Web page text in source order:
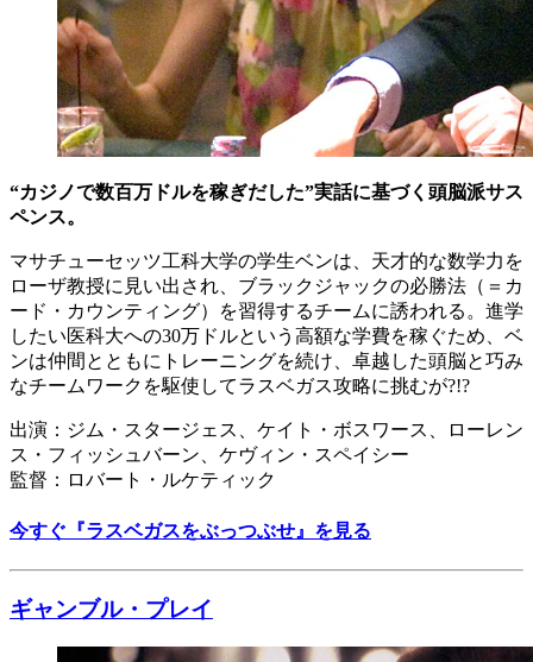
“カジノで数百万ドルを稼ぎだした”実話に基づく頭脳派サス
ペンス。
マサチューセッツ工科大学の学生ベンは、天才的な数学力を
ローザ教授に見い出され、ブラックジャックの必勝法（＝カ
ード・カウンティング）を習得するチームに誘われる。進学
したい医科大への30万ドルという高額な学費を稼ぐため、ベ
ンは仲間とともにトレーニングを続け、卓越した頭脳と巧み
なチームワークを駆使してラスベガス攻略に挑むが?!?
出演：ジム・スタージェス、ケイト・ボスワース、ローレン
ス・フィッシュバーン、ケヴィン・スペイシー
監督：ロバート・ルケティック
今すぐ『ラスベガスをぶっつぶせ』を見る
ギャンブル・プレイ